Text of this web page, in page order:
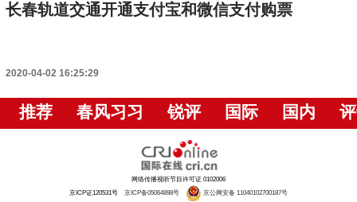
长春轨道交通开通支付宝和微信支付购票
2020-04-02 16:25:29
推荐 春风习习 锐评 国际 国内
网络传播视听节目许可证 0102006
京ICP证120531号 京ICP备05064898号 京公网安备 11040102700187号